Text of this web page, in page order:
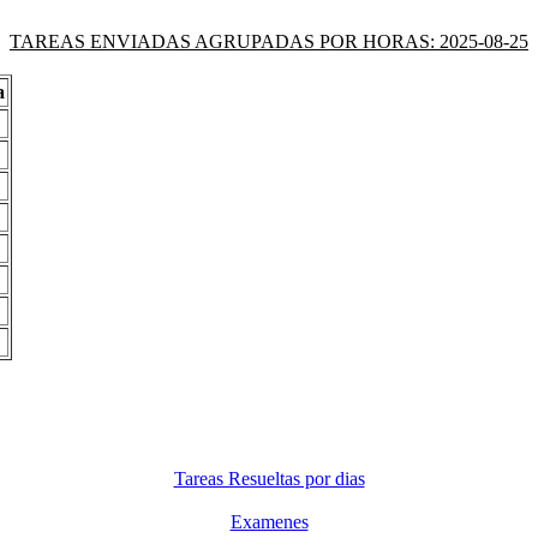
TAREAS ENVIADAS AGRUPADAS POR HORAS: 2025-08-25
Tareas Resueltas por dias
Examenes